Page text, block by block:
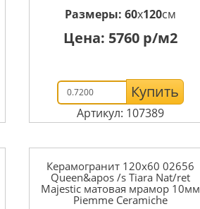
Размеры: 60x120см
Цена: 5760р/м2
Купить
Артикул: 107389
Керамогранит 120x60 02656
Queen&apos /s Tiara Nat/ret
Majestic матовая мрамор 10мм
Piemme Ceramiche